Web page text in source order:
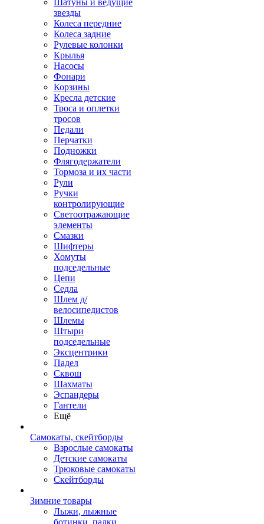
Шатуны и ведущие
звезды
Колеса передние
Колеса задние
Рулевые колонки
Крылья
Насосы
Фонари
Корзины
Кресла детские
Троса и оплетки
тросов
Педали
Перчатки
Подножки
Флягодержатели
Тормоза и их части
Рули
Ручки
контролирующие
Светоотражающие
элементы
Смазки
Шифтеры
Хомуты
подседельные
Цепи
Седла
Шлем д/
велосипедистов
Шлемы
Штыри
подседельные
Эксцентрики
Падел
Сквош
Шахматы
Эспандеры
Гантели
Ещё
Самокаты, скейтборды
Взрослые самокаты
Детские самокаты
Трюковые самокаты
Скейтборды
Зимние товары
Лыжи, лыжные
ботинки, палки